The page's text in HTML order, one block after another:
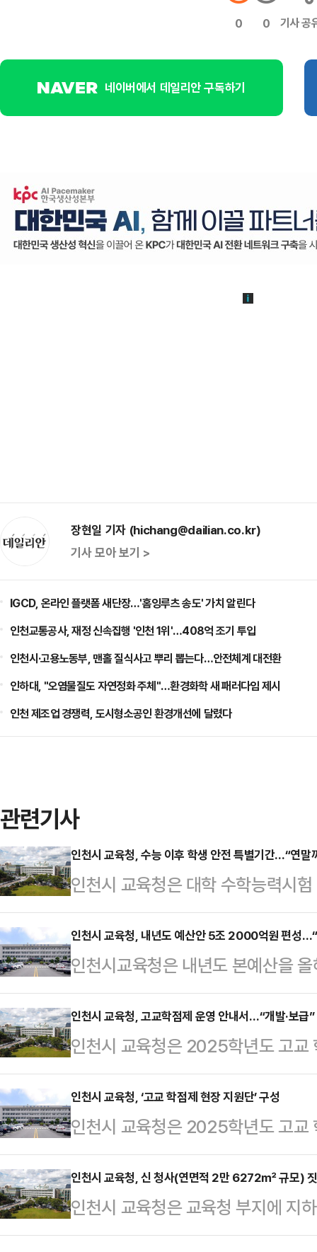
0 0 기사 공
네이버에서 데일리안 구독하기
장현일 기자 (hichang@dailian.co.kr)
기사 모아 보기 >
IGCD, 온라인 플랫폼 새단장…'홈잉루츠 송도' 가치 알린다
인천교통공사, 재정 신속집행 '인천 1위'…408억 조기 투입
인천시·고용노동부, 맨홀 질식사고 뿌리 뽑는다…안전체계 대전환
인하대, "오염물질도 자연정화 주체"…환경화학 새 패러다임 제시
인천 제조업 경쟁력, 도시형소공인 환경개선에 달렸다
관련기사
인천시 교육청, 수능 이후 학생 안전 특별기간…“연말
인천시 교육청은 대학 수학능력시
까지 학생 안전 특별기간을 운영한
소년 도박·마약·학교폭력 예방과
(PM) 안전 등에 중점을 두고 교육
려해 세부 운영 계획을 수립하도록
학생 생활 교육을 하기로 했다.학교
교육 지원단을 현장에 투입하기로
관기관이 협력해 학…
인천시 교육청, 내년도 예산안 5조 2000억원 편성
인천시교육청은 내년도 본예산을
2915억원 규모로 편성했다고 7일
시의회 심사를 거쳐 다음 달 13일
산안을 편성하면서 '학생 성공시대
다.분야별로는 '성장하는 포용교
'안전·안심 책임교육' 618억원, '진
시설 개선사업비로 2560억원을
인천시 교육청, 고교학점제 운영 안내서…“개발·보급”
인천시 교육청은 2025학년도 고교
운영 안내서’를 개발, 보급한다고
로 적용되는 고교학점제는 기존 교
많은 변화가 예상된다.이에 따라 시
활한 운영을 돕기 위해 안내서를 개
발한 안내서는 학교 규정 및 체제
운영, 진로·학업 설계 지도, 최소성
신, 학점제…
인천시 교육청, ‘고교 학점제 현장 지원단’ 구성
인천시 교육청은 2025학년도 고교
를 지원하기 위해 고교학점제 현장
원단은 풍부한 경험을 갖춘 교사
학교 규정 및 체제 정비, 학생 진로·
방안 등을 지원할 예정이다.시 교육
인천시 교육청, 신 청사(연면적 2만 6272㎡ 규모)
인천시 교육청은 교육청 부지에 지
는 사업이 중앙투자심사를 통과했